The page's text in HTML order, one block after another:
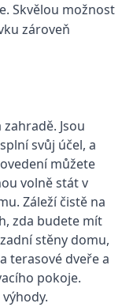
Skvělou možnost
zároveň
Jsou
svůj účel, a
můžete
volně stát v
Záleží čistě na
zda budete mít
stěny domu,
terasové dveře a
pokoje.